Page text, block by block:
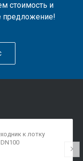
стоимость и
предложение!
к лотку